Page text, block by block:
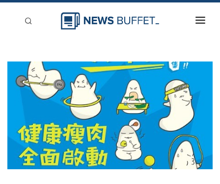
新聞稿分類
登入